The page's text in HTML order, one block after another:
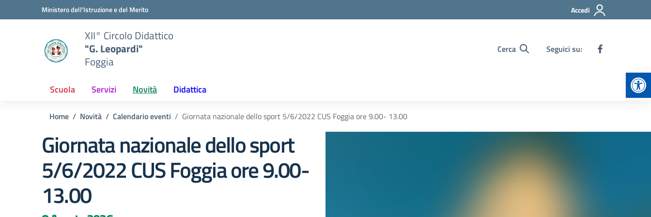
Vai ai contenuti
Vai al menu di navigazioneMinistero dell'Istruzione e del Merito Accedi
XII° Circolo Didattico
"G. Leopardi"
Foggia
Cerca Seguici su:
Scuola Servizi Novità Didattica
Home Novità Calendario eventi Giornata nazionale dello sport 5/6/2022 CUS Foggia ore 9.00- 13.00
Giornata nazionale dello sport
5/6/2022 CUS Foggia ore 9.00-
13.00